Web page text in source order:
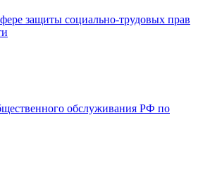
защиты социально-трудовых прав
обслуживания РФ по